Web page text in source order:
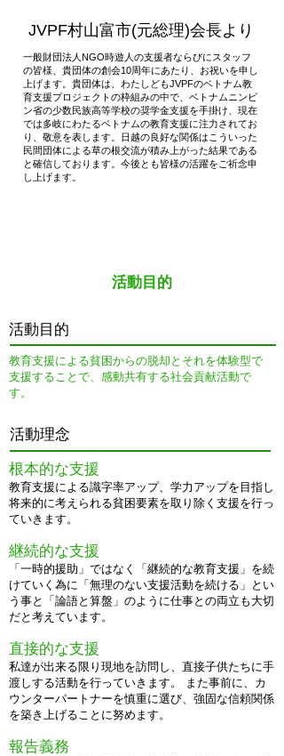
JVPF村山富市(元総理)会長より
一般財団法人NGO時遊人の支援者ならびにスタッフ
の皆様、貴団体の創会10周年にあたり、お祝いを申し
上げます。貴団体は、わたしどもJVPFのベトナム教
育支援プロジェクトの枠組みの中で、ベトナムニンビ
ン省の少数民族高等学校の奨学金支援を手掛け、現在
では多岐にわたるベトナムの教育支援に注力されてお
り、敬意を表します。日越の良好な関係はこういった
民間団体による草の根交流が積み上がった結果である
と確信しております。今後とも皆様の活躍をご祈念申
し上げます。
​活動目的
​活動目的
教育支援による貧困からの脱却とそれを体験型で
支援することで、感動共有する社会貢献活動で
す。
​活動理念
根本的な支援
教育支援による識字率アップ、学力アップを目指し
将来的に考えられる貧困要素を取り除く支援を行っ
ていきます。
継続的な支援
「一時的援助」ではなく「継続的な教育支援」を続
けていく為に「無理のない支援活動を続ける」とい
う事と「論語と算盤」のように仕事との両立も大切
だと考えています。
直接的な支援
私達が出来る限り現地を訪問し、直接子供たちに手
渡しする活動を行っていきます。 また事前に、カ
ウンターパートナーを慎重に選び、強固な信頼関係
を築き上げることに努めます。
報告義務